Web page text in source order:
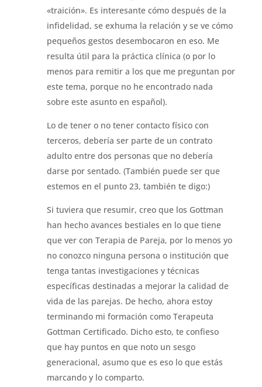
«traición». Es interesante cómo después de la
infidelidad, se exhuma la relación y se ve cómo
pequeños gestos desembocaron en eso. Me
resulta útil para la práctica clínica (o por lo
menos para remitir a los que me preguntan por
este tema, porque no he encontrado nada
sobre este asunto en español).
Lo de tener o no tener contacto físico con
terceros, debería ser parte de un contrato
adulto entre dos personas que no debería
darse por sentado. (También puede ser que
estemos en el punto 23, también te digo:)
Si tuviera que resumir, creo que los Gottman
han hecho avances bestiales en lo que tiene
que ver con Terapia de Pareja, por lo menos yo
no conozco ninguna persona o institución que
tenga tantas investigaciones y técnicas
específicas destinadas a mejorar la calidad de
vida de las parejas. De hecho, ahora estoy
terminando mi formación como Terapeuta
Gottman Certificado. Dicho esto, te confieso
que hay puntos en que noto un sesgo
generacional, asumo que es eso lo que estás
marcando y lo comparto.